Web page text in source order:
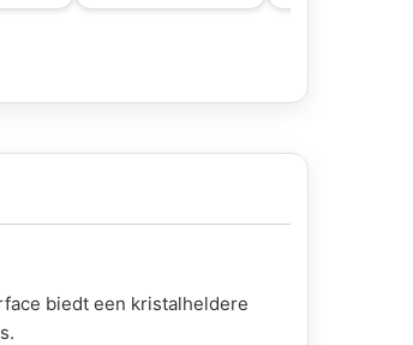
biedt een kristalheldere